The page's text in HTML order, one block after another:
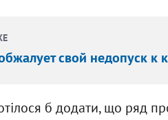
свой недопуск к
б додати, що ряд